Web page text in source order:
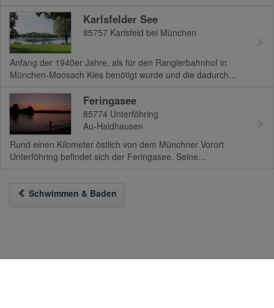
Karlsfelder See
85757 Karlsfeld bei München
Anfang der 1940er Jahre, als für den Rangierbahnhof in
München-Moosach Kies benötigt wurde und die dadurch...
Feringasee
85774 Unterföhring
Au-Haidhausen
Rund einen Kilometer östlich von dem Münchner Vorort
Unterföhring befindet sich der Feringasee. Seine...
Schwimmen & Baden